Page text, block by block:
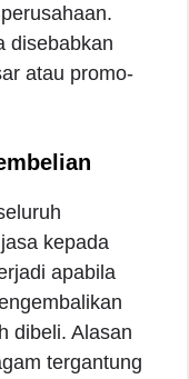
disebabkan
atau promo-
kepada
apabila
dibeli. Alasan
tergantung